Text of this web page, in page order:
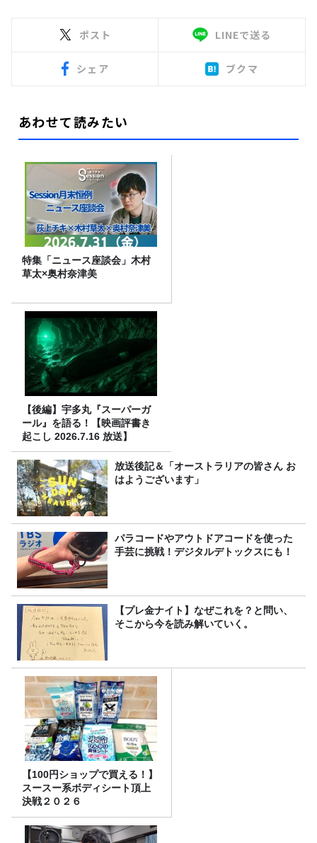
ポスト LINEで送る
シェア ブクマ
あわせて読みたい
特集「ニュース座談会」木村
草太×奥村奈津美
【後編】宇多丸『スーパーガ
ール』を語る！【映画評書き
起こし 2026.7.16 放送】
放送後記＆「オーストラリアの皆さん お
はようございます」
パラコードやアウトドアコードを使った
手芸に挑戦！デジタルデトックスにも！
【プレ金ナイト】なぜこれを？と問い、
そこから今を読み解いていく。
【100円ショップで買える！】
スースー系ボディシート頂上
決戦２０２６